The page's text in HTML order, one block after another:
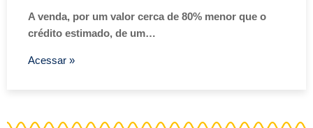
A venda, por um valor cerca de 80% menor que o
crédito estimado, de um…
Acessar »